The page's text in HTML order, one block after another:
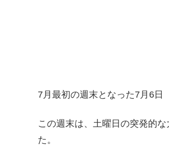
7月最初の週末となった7月6日
この週末は、土曜日の突発的
た。